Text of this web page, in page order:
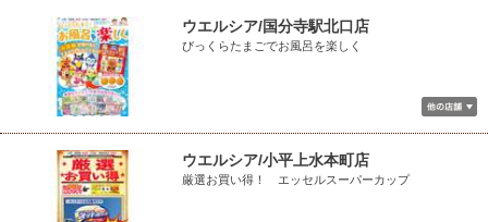
ウエルシア/国分寺駅北口店
びっくらたまごでお風呂を楽しく
ウエルシア/小平上水本町店
厳選お買い得！ エッセルスーパーカップ